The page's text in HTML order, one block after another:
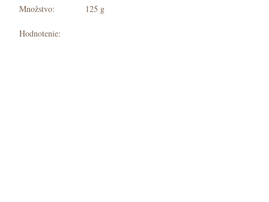
Množstvo: 125 g
Hodnotenie: